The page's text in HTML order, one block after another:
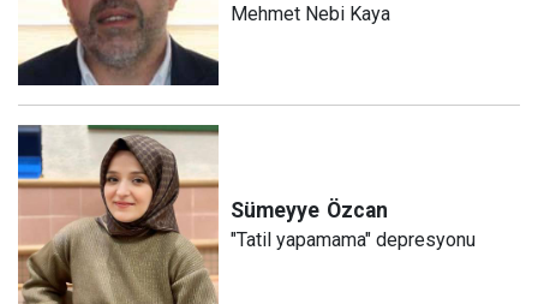
Mehmet Nebi Kaya
Sümeyye Özcan
"Tatil yapamama" depresyonu